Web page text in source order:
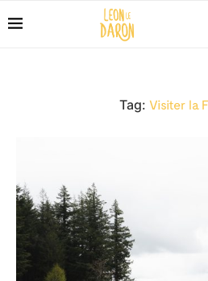
Tag: Visiter la